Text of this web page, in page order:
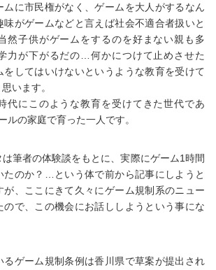
ムに市民権がなく、ゲームを大人がするなん
味がゲームなどと言えば社会不適合者扱いと
然子供がゲームをするのを好まない親も多
力が下がるだの…何かにつけて止めさせた
をしてはいけないというような教育を受けて
います。
代にこのような教育を受けてきた世代であ
ルの家庭で育った一人です。
筆者の体験談をもとに、実際にゲーム1時間
たのか？…という体で前から記事にしようと
が、ここにきて久々にゲーム規制系のニュー
ので、この機会にお話ししようという事にな
るゲーム規制条例は香川県で草案が提出され